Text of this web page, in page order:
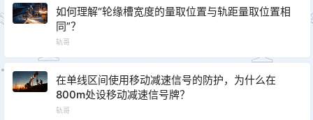
如何理解“轮缘槽宽度的量取位置与轨距量取位置相
同”？
轨哥
在单线区间使用移动减速信号的防护，为什么在
800m处设移动减速信号牌？
轨哥